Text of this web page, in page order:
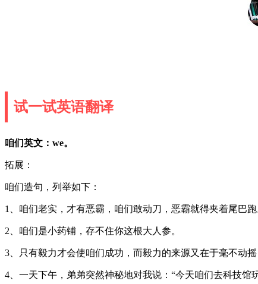
试一试英语翻译
咱们英文：we。
拓展：
咱们造句，列举如下：
1、咱们老实，才有恶霸，咱们敢动刀，恶霸就得夹着尾巴跑
2、咱们是小药铺，存不住你这根大人参。
3、只有毅力才会使咱们成功，而毅力的来源又在于毫不动
4、一天下午，弟弟突然神秘地对我说：“今天咱们去科技馆